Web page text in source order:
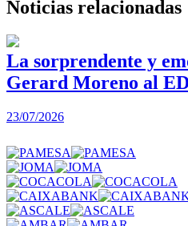
Noticias relacionadas
La sorprendente y
Gerard Moreno al
23/07/2026